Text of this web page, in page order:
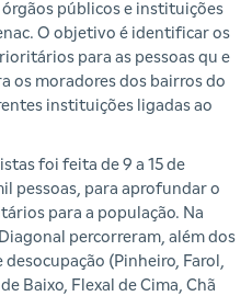
públicos e instituições
O objetivo é identificar os
para as pessoas qu e
os moradores dos bairros do
instituições ligadas ao
foi feita de 9 a 15 de
pessoas, para aprofundar o
para a população. Na
percorreram, além dos
(Pinheiro, Farol,
Baixo, Flexal de Cima, Chã